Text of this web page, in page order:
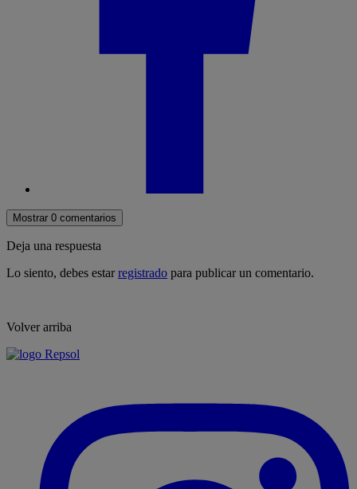
Mostrar 0 comentarios
Deja una respuesta
Lo siento, debes estarregistrado para publicar un comentario.
Volver arriba